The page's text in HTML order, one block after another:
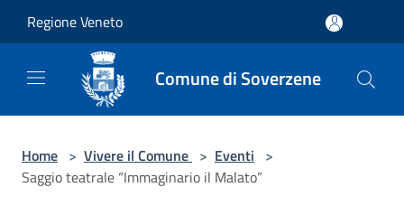
Regione Veneto
Comune di Soverzene
Home > Vivere il Comune > Eventi >
Saggio teatrale “Immaginario il Malato”